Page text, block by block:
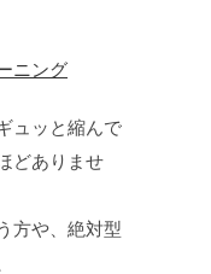
ニング
ュッと縮んで
どありませ
方や、絶対型